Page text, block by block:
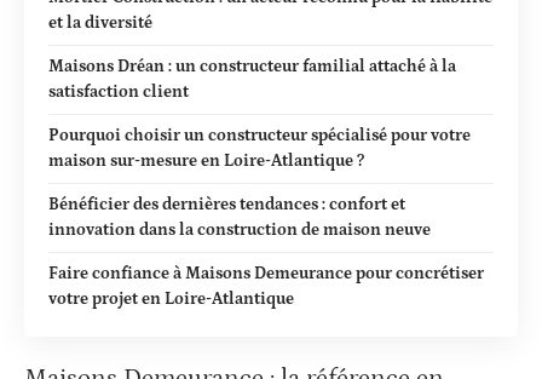
et la diversité
Maisons Dréan : un constructeur familial attaché à la
satisfaction client
Pourquoi choisir un constructeur spécialisé pour votre
maison sur-mesure en Loire-Atlantique ?
Bénéficier des dernières tendances : confort et
innovation dans la construction de maison neuve
Faire confiance à Maisons Demeurance pour concrétiser
votre projet en Loire-Atlantique